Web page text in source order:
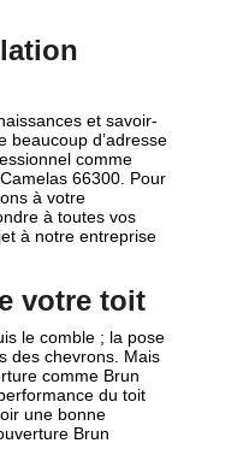
et savoir-
beaucoup d’adresse
comme
66300. Pour
à votre
à toutes vos
à notre entreprise
votre toit
le comble ; la pose
des chevrons. Mais
comme Brun
du toit
une bonne
Brun